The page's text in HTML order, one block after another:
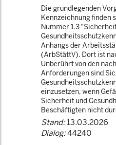
Die grundlegenden
Kennzeichnung finden
Nummer 1.3
Anhangs der
(ArbStättV). Dort ist
Unberührt von den
Anforderungen sind
einzusetzen, wenn
Sicherheit und
Beschäftigten nicht
Stand:13.03.2026
Dialog:44240